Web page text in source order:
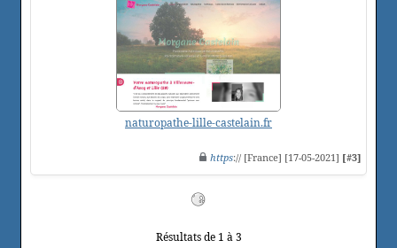
naturopathe-lille-castelain.fr
https:// [France] [17-05-2021] [#3]
Résultats de 1 à 3